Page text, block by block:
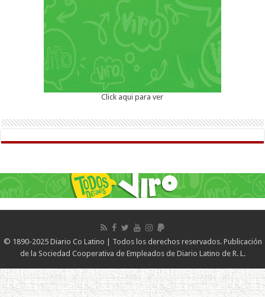
Click aqui para ver
© 1890-2025 Diario Co Latino | Todos los derechos reservados. Publicación
de la Sociedad Cooperativa de Empleados de Diario Latino de R. L.